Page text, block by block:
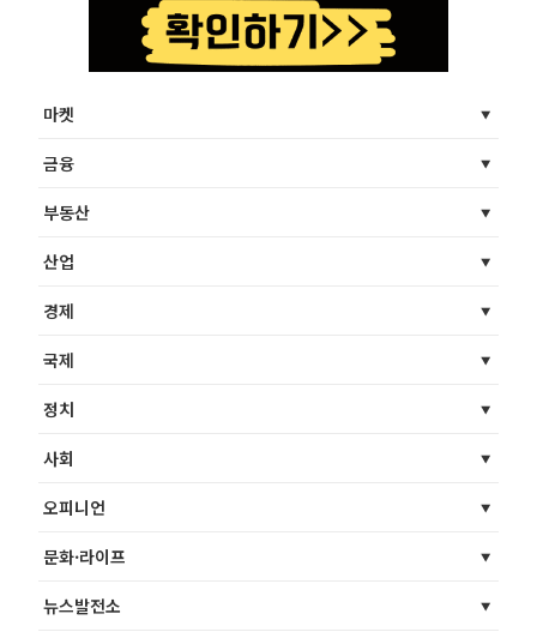
마켓
금융
부동산
산업
경제
국제
정치
사회
오피니언
문화·라이프
뉴스발전소